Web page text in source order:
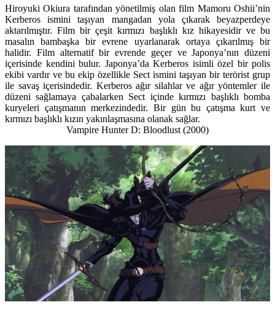
Hiroyuki Okiura tarafından yönetilmiş olan film Mamoru Oshii’nin
Kerberos ismini taşıyan mangadan yola çıkarak beyazperdeye
aktarılmıştır. Film bir çeşit kırmızı başlıklı kız hikayesidir ve bu
masalın bambaşka bir evrene uyarlanarak ortaya çıkarılmış bir
halidir. Film alternatif bir evrende geçer ve Japonya’nın düzeni
içerisinde kendini bulur. Japonya’da Kerberos isimli özel bir polis
ekibi vardır ve bu ekip özellikle Sect ismini taşıyan bir terörist grup
ile savaş içerisindedir. Kerberos ağır silahlar ve ağır yöntemler ile
düzeni sağlamaya çabalarken Sect içinde kırmızı başlıklı bomba
kuryeleri çatışmanın merkezindedir. Bir gün bu çatışma kurt ve
kırmızı başlıklı kızın yakınlaşmasına olanak sağlar.
Vampire Hunter D: Bloodlust (2000)